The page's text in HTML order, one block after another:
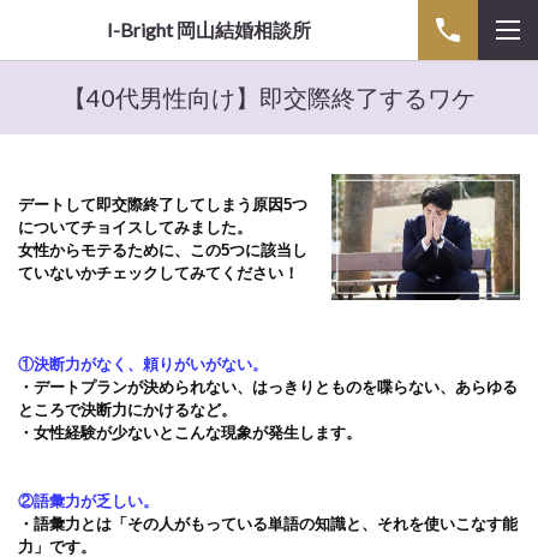
I-Bright 岡山結婚相談所
【40代男性向け】即交際終了するワケ
デートして即交際終了してしまう原因5つ
についてチョイスしてみました。
女性からモテるために、この5つに該当し
ていないかチェックしてみてください！
①決断力がなく、頼りがいがない。
・デートプランが決められない、はっきりとものを喋らない、あらゆる
ところで決断力にかけるなど。
・女性経験が少ないとこんな現象が発生します。
②語彙力が乏しい。
・語彙力とは「その人がもっている単語の知識と、それを使いこなす能
力」です。